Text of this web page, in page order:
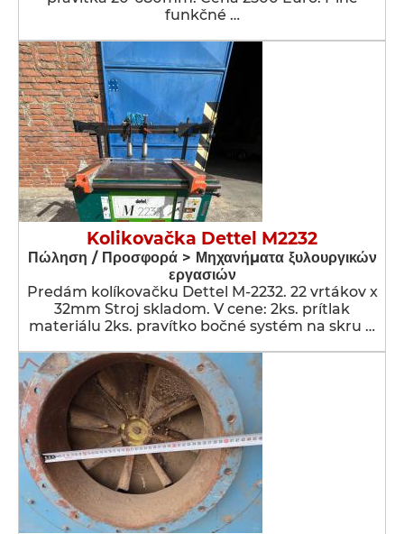
funkčné …
Kolikovačka Dettel M2232
Πώληση / Προσφορά > Μηχανήματα ξυλουργικών
εργασιών
Predám kolíkovačku Dettel M-2232. 22 vrtákov x
32mm Stroj skladom. V cene: 2ks. prítlak
materiálu 2ks. pravítko bočné systém na skru …